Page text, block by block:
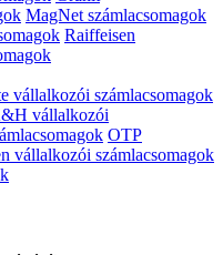
MagNet számlacsomagok
Raiffeisen
vállalkozói számlacsomagok
vállalkozói
OTP
vállalkozói számlacsomagok